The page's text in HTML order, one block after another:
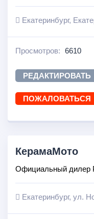
Екатеринбург,
Просмотров: 6610
РЕДАКТИРОВАТЬ
ПОЖАЛОВАТЬСЯ
КерамаМото
Официальный дилер
Екатеринбург, ул.